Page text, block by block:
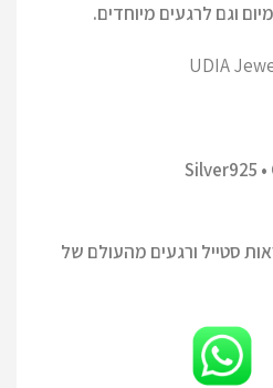
וגם לרגעים מיוחדים.
Silver925
סטייל ורגעים מהעולם של